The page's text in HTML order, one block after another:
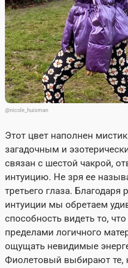
@nicole_huisman
Этот цвет наполнен
загадочным и
связан с шестой чакрой,
интуицию. Не зря ее
третьего глаза. Благодаря
интуиции мы обретаем
способность видеть то,
пределами логичного
ощущать невидимые
Фиолетовый выбирают те,